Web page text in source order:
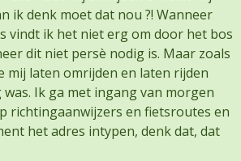
ik denk moet dat nou ?! Wanneer
vindt ik het niet erg om door het bos
dit niet persè nodig is. Maar zoals
mij laten omrijden en laten rijden
Ik ga met ingang van morgen
richtingaanwijzers en fietsroutes en
het adres intypen, denk dat, dat